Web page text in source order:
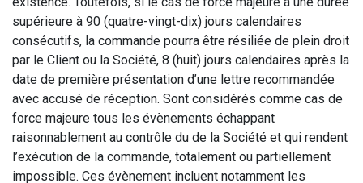
supérieure à 90 (quatre-vingt-dix) jours calendaires
consécutifs, la commande pourra être résiliée de plein droit
par le Client ou la Société, 8 (huit) jours calendaires après la
date de première présentation d’une lettre recommandée
avec accusé de réception. Sont considérés comme cas de
force majeure tous les évènements échappant
raisonnablement au contrôle du de la Société et qui rendent
l’exécution de la commande, totalement ou partiellement
impossible. Ces évènement incluent notamment les